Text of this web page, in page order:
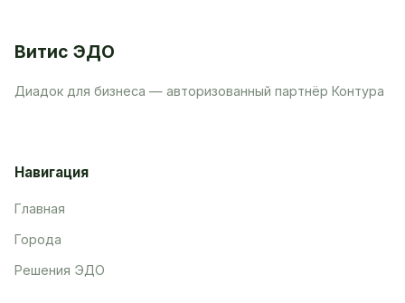
Витис ЭДО
Диадок для бизнеса — авторизованный партнёр Контура
Навигация
Главная
Города
Решения ЭДО